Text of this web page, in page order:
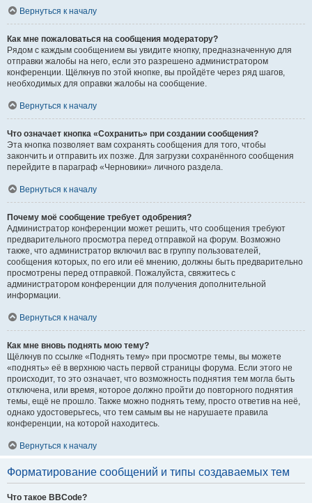
Вернуться к началу
Как мне пожаловаться на сообщения модератору?
Рядом с каждым сообщением вы увидите кнопку, предназначенную для
отправки жалобы на него, если это разрешено администратором
конференции. Щёлкнув по этой кнопке, вы пройдёте через ряд шагов,
необходимых для оправки жалобы на сообщение.
Вернуться к началу
Что означает кнопка «Сохранить» при создании сообщения?
Эта кнопка позволяет вам сохранять сообщения для того, чтобы
закончить и отправить их позже. Для загрузки сохранённого сообщения
перейдите в параграф «Черновики» личного раздела.
Вернуться к началу
Почему моё сообщение требует одобрения?
Администратор конференции может решить, что сообщения требуют
предварительного просмотра перед отправкой на форум. Возможно
также, что администратор включил вас в группу пользователей,
сообщения которых, по его или её мнению, должны быть предварительно
просмотрены перед отправкой. Пожалуйста, свяжитесь с
администратором конференции для получения дополнительной
информации.
Вернуться к началу
Как мне вновь поднять мою тему?
Щёлкнув по ссылке «Поднять тему» при просмотре темы, вы можете
«поднять» её в верхнюю часть первой страницы форума. Если этого не
происходит, то это означает, что возможность поднятия тем могла быть
отключена, или время, которое должно пройти до повторного поднятия
темы, ещё не прошло. Также можно поднять тему, просто ответив на неё,
однако удостоверьтесь, что тем самым вы не нарушаете правила
конференции, на которой находитесь.
Вернуться к началу
Форматирование сообщений и типы создаваемых тем
Что такое BBCode?